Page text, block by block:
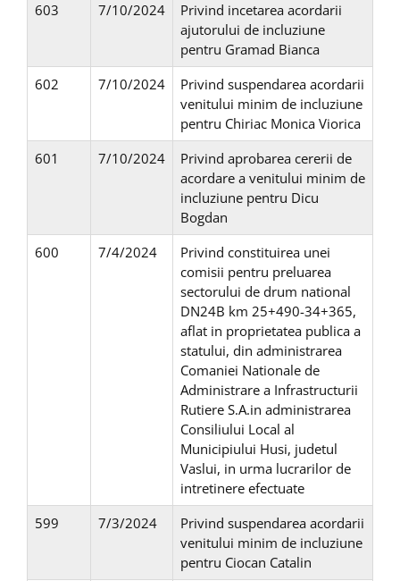
603
7/10/2024
Privind incetarea acordarii
ajutorului de incluziune
pentru Gramad Bianca
602
7/10/2024
Privind suspendarea acordarii
venitului minim de incluziune
pentru Chiriac Monica Viorica
601
7/10/2024
Privind aprobarea cererii de
acordare a venitului minim de
incluziune pentru Dicu
Bogdan
600
7/4/2024
Privind constituirea unei
comisii pentru preluarea
sectorului de drum national
DN24B km 25+490-34+365,
aflat in proprietatea publica a
statului, din administrarea
Comaniei Nationale de
Administrare a Infrastructurii
Rutiere S.A.in administrarea
Consiliului Local al
Municipiului Husi, judetul
Vaslui, in urma lucrarilor de
intretinere efectuate
599
7/3/2024
Privind suspendarea acordarii
venitului minim de incluziune
pentru Ciocan Catalin